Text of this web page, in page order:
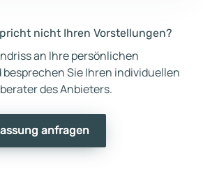
nicht Ihren Vorstellungen?
an Ihre persönlichen
Sie Ihren individuellen
des Anbieters.
anfragen